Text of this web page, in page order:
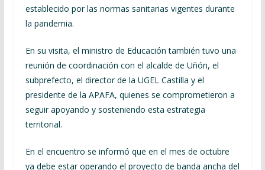
establecido por las normas sanitarias vigentes durante
la pandemia.
En su visita, el ministro de Educación también tuvo una
reunión de coordinación con el alcalde de Uñón, el
subprefecto, el director de la UGEL Castilla y el
presidente de la APAFA, quienes se comprometieron a
seguir apoyando y sosteniendo esta estrategia
territorial.
En el encuentro se informó que en el mes de octubre
ya debe estar operando el proyecto de banda ancha del